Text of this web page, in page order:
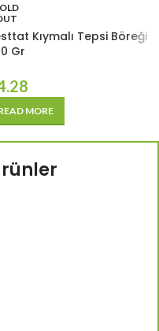
Kıymalı Tepsi Böreği
Gr
MORE